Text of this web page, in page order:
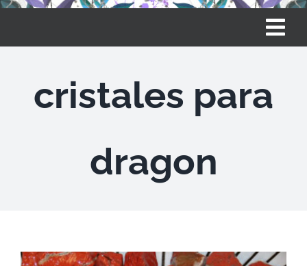
cristales para
dragon